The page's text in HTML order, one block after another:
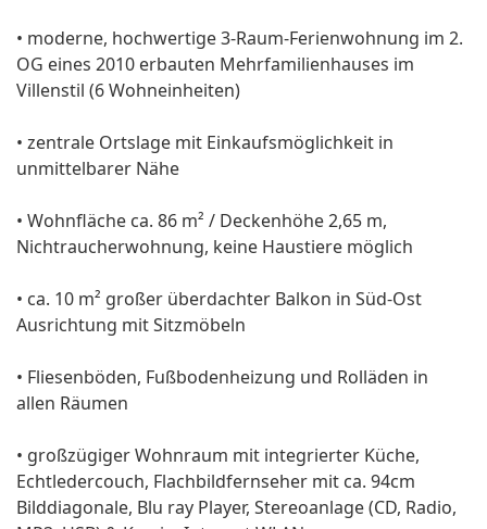
• moderne, hochwertige 3-Raum-Ferienwohnung im 2.
OG eines 2010 erbauten Mehrfamilienhauses im
Villenstil (6 Wohneinheiten)
• zentrale Ortslage mit Einkaufsmöglichkeit in
unmittelbarer Nähe
• Wohnfläche ca. 86 m² / Deckenhöhe 2,65 m,
Nichtraucherwohnung, keine Haustiere möglich
• ca. 10 m² großer überdachter Balkon in Süd-Ost
Ausrichtung mit Sitzmöbeln
• Fliesenböden, Fußbodenheizung und Rolläden in
allen Räumen
• großzügiger Wohnraum mit integrierter Küche,
Echtledercouch, Flachbildfernseher mit ca. 94cm
Bilddiagonale, Blu ray Player, Stereoanlage (CD, Radio,